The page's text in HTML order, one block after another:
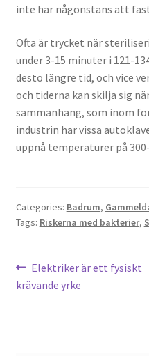
inte har någonstans att
Ofta är trycket när
under 3-15 minuter i 121-
desto längre tid, och vice
och tiderna kan skilja sig
sammanhang, som inom
industrin har vissa
uppnå temperaturer på
Categories: Badrum,
Tags: Riskerna med bakterier,
Post
navigation
Previous
post:
Elektriker är ett fysiskt
krävande yrke